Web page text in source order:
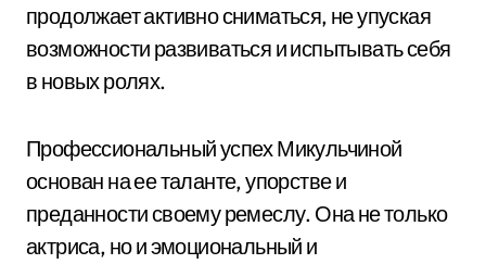
продолжает активно сниматься, не упуская
возможности развиваться и испытывать себя
в новых ролях.
Профессиональный успех Микульчиной
основан на ее таланте, упорстве и
преданности своему ремеслу. Она не только
актриса, но и эмоциональный и